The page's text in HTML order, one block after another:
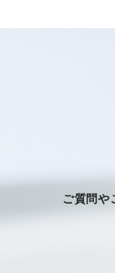
ご質問や